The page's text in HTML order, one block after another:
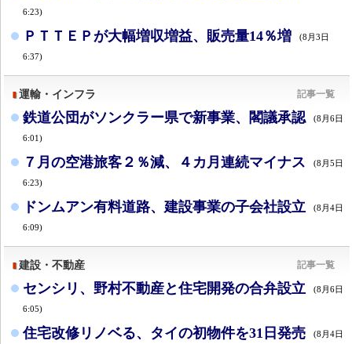
6:23)
ＰＴＴＥＰが大幅増収増益、販売量14％増 (8月3日
6:37)
運輸・インフラ 記事一覧
鉄道公団がソンクラー県で新事業、閣議承認 (8月6日
6:01)
７月の空港旅客２％減、４カ月連続マイナス (8月5日
6:23)
ドンムアン有料道路、建設事業の子会社設立 (8月4日
6:09)
建設・不動産 記事一覧
センシリ、野村不動産と住宅開発の合弁設立 (8月6日
6:05)
住宅改修リノベる、タイの初物件を31日発売 (8月4日